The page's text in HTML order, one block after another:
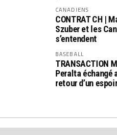
CANADIENS
CONTRAT CH |
Szuber et les
s’entendent
BASEBALL
TRANSACTION
Peralta échangé
retour d’un